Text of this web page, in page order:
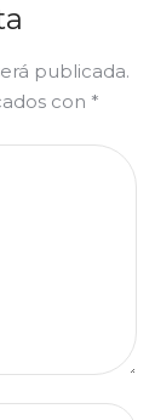
publicada.
con *